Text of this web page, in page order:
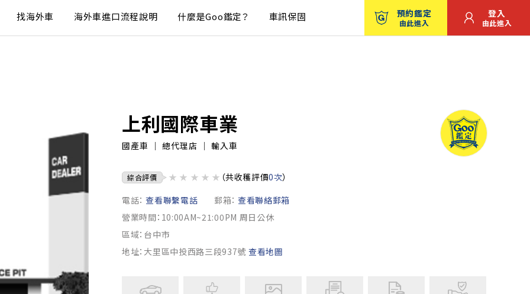
找海外車 海外車進口流程說明 什麼是Goo鑑定？ 車訊保固 預約鑑定
由此進入
登入
由此進入
上利國際車業
國產車 ｜ 總代理店 ｜ 輸入車
綜合評價 ★ ★ ★ ★ ★ （共收穫評價0次）
電話： 查看聯繫電話 郵箱： 查看聯絡郵箱
營業時間：10:00AM~21:00PM 周日公休
區域：台中市
地址：大里區中投西路三段937號 查看地圖